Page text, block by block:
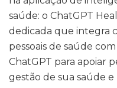
saúde: o ChatGPT
dedicada que integra
pessoais de saúde
ChatGPT para apoiar
gestão de sua saúde